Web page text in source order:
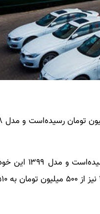
پژو ۲۰۶ تیپ ۲ مدل ۱۴۰۰ نیز از ۴۴۰ میلیون